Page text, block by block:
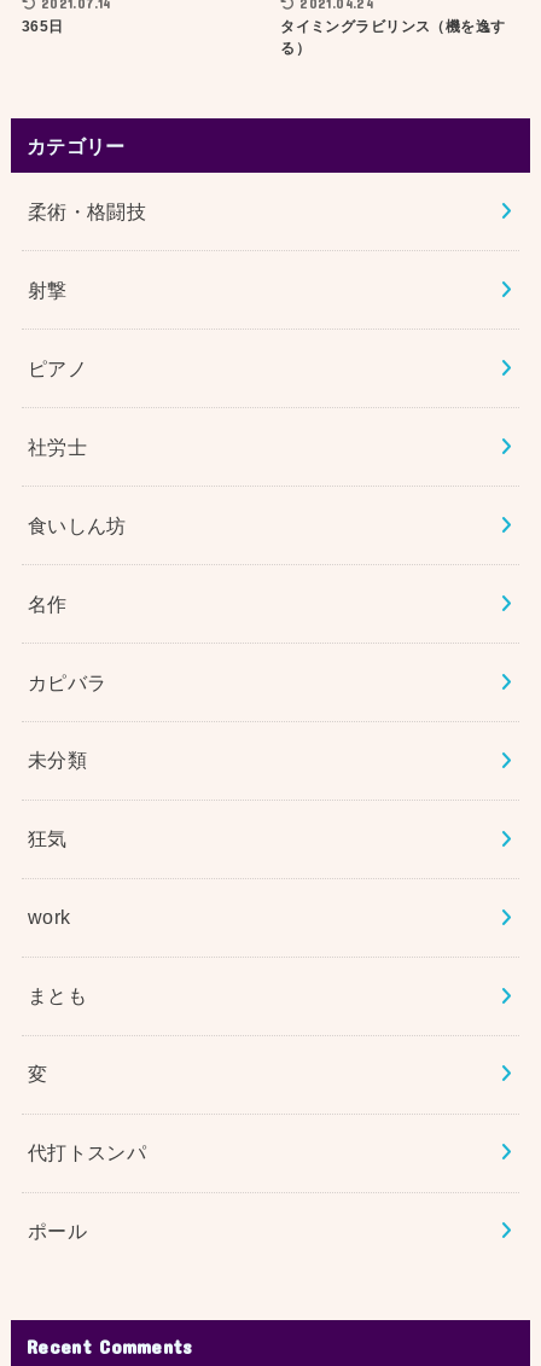
365日
タイミングラビリンス（機を逸す
る）
カテゴリー
柔術・格闘技
射撃
ピアノ
社労士
食いしん坊
名作
カピバラ
未分類
狂気
work
まとも
変
代打トスンパ
ポール
Recent Comments